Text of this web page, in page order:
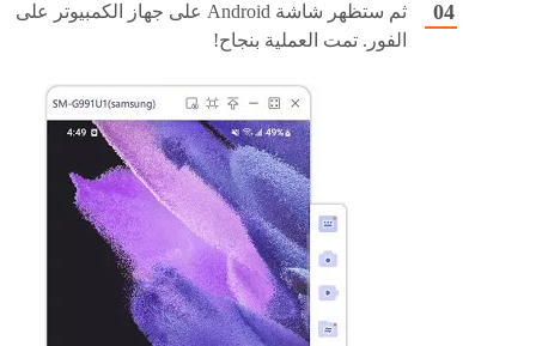
ثم ستظهر شاشة Android على جهاز الكمبيوتر على
الفور. تمت العملية بنجاح!